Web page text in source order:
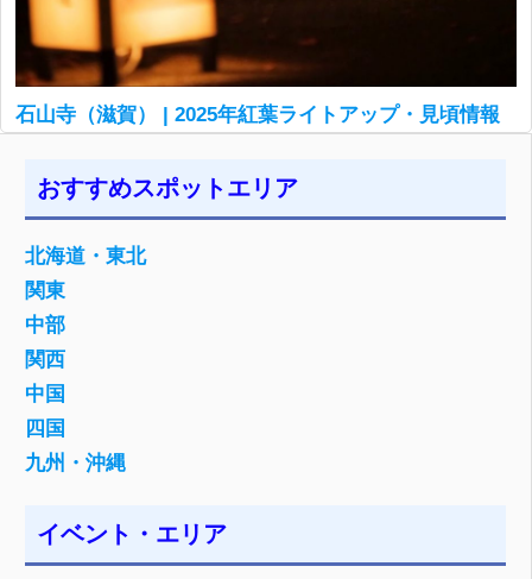
石山寺（滋賀） | 2025年紅葉ライトアップ・見頃情報
おすすめスポットエリア
北海道・東北
関東
中部
関西
中国
四国
九州・沖縄
イベント・エリア